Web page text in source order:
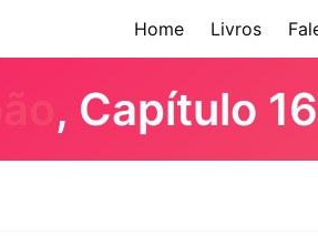
Home Livros
, Capítulo 16